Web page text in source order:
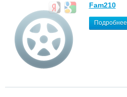
Fam210
Подробнее